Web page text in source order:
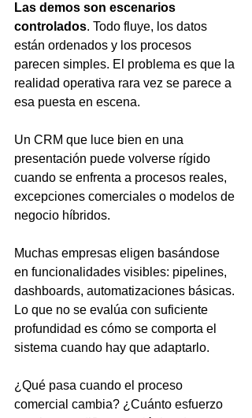
Las demos son escenarios
controlados. Todo fluye, los datos
están ordenados y los procesos
parecen simples. El problema es que la
realidad operativa rara vez se parece a
esa puesta en escena.
Un CRM que luce bien en una
presentación puede volverse rígido
cuando se enfrenta a procesos reales,
excepciones comerciales o modelos de
negocio híbridos.
Muchas empresas eligen basándose
en funcionalidades visibles: pipelines,
dashboards, automatizaciones básicas.
Lo que no se evalúa con suficiente
profundidad es cómo se comporta el
sistema cuando hay que adaptarlo.
¿Qué pasa cuando el proceso
comercial cambia? ¿Cuánto esfuerzo